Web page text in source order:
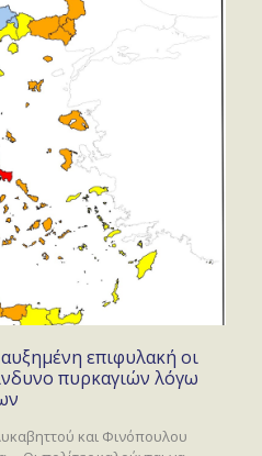
επιφυλακή οι
πυρκαγιών λόγω
και Φινόπουλου